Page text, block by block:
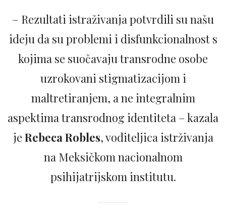
– Rezultati istraživanja potvrdili su našu
ideju da su problemi i disfunkcionalnost s
kojima se suočavaju transrodne osobe
uzrokovani stigmatizacijom i
maltretiranjem, a ne integralnim
aspektima transrodnog identiteta – kazala
je Rebeca Robles, voditeljica istrživanja
na Meksičkom nacionalnom
psihijatrijskom institutu.